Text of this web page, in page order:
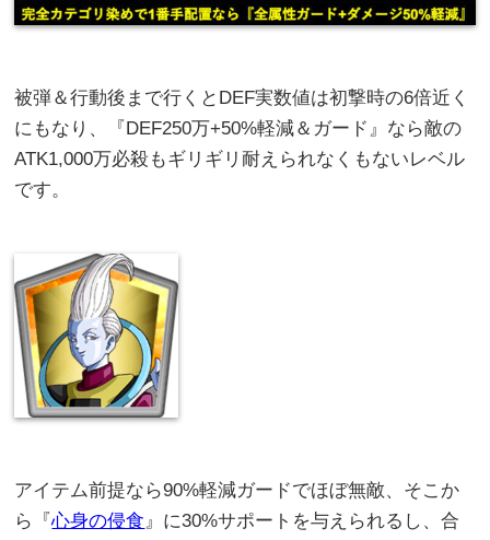
被弾＆行動後まで行くとDEF実数値は初撃時の6倍近く
にもなり、『DEF250万+50%軽減＆ガード』なら敵の
ATK1,000万必殺もギリギリ耐えられなくもないレベル
です。
アイテム前提なら90%軽減ガードでほぼ無敵、そこか
ら『心身の侵食』に30%サポートを与えられるし、合